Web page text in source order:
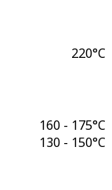
220°C
160 - 175°C
130 - 150°C